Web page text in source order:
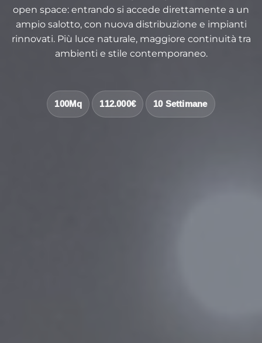
open space: entrando si accede direttamente a un
ampio salotto, con nuova distribuzione e impianti
rinnovati. Più luce naturale, maggiore continuità tra
ambienti e stile contemporaneo.
100Mq 112.000€ 10 Settimane